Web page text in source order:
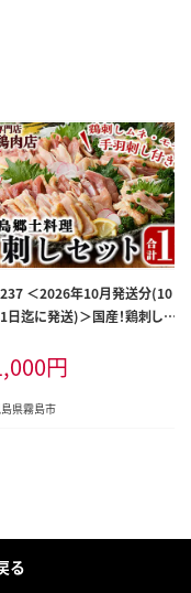
＜2026年10月発送分(10
日迄に発送)＞国産！鶏刺しセ
れ付き【坂留鶏肉店】霧島市 鳥
たたき 鶏肉 鳥肉
円
県霧島市
る